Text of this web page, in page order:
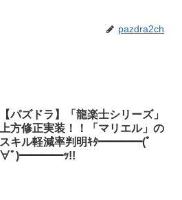
pazdra2ch
【パズドラ】「龍楽士シリーズ」
上方修正実装！！「マリエル」の
スキル軽減率判明ｷﾀ━━━━(ﾟ
∀ﾟ)━━━━ｯ!!